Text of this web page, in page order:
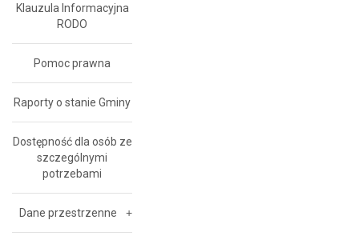
Klauzula Informacyjna
RODO
Pomoc prawna
Raporty o stanie Gminy
Dostępność dla osób ze
szczególnymi
potrzebami
Dane przestrzenne